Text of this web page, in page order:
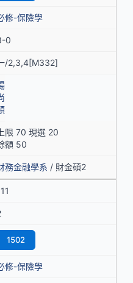
修-保險學
0
/2,3,4[M332]
上限 70 現選 20
額 50
務金融學系 / 財金碩2
1502
修-保險學